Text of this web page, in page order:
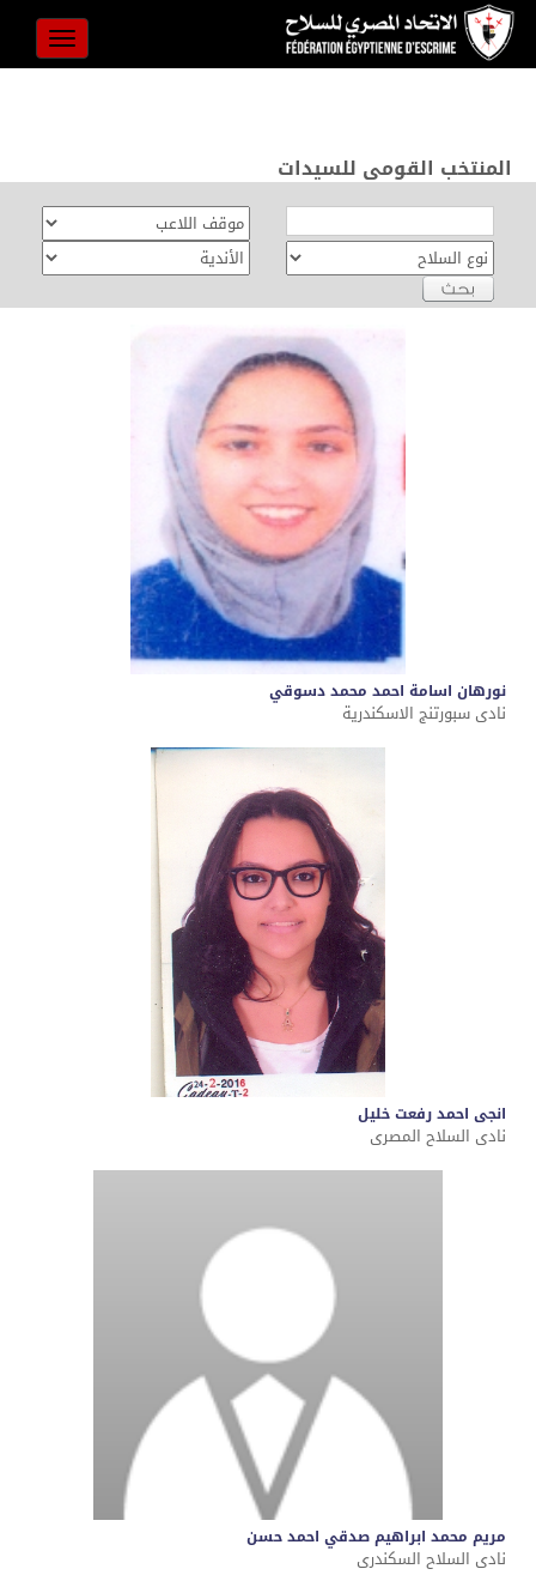
Toggle
المنتخب القومى للسيدات
نورهان اسامة احمد محمد دسوقي
نادى سبورتنج الاسكندرية
انجى احمد رفعت خليل
نادى السلاح المصرى
مريم محمد ابراهيم صدقي احمد حسن
نادى السلاح السكندرى